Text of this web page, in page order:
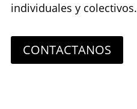
individuales y colectivos.
CONTACTANOS